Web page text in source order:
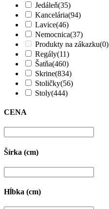
Jedáleň(35)
Kancelária(94)
Lavice(46)
Nemocnica(37)
Produkty na zákazku(0)
Regály(11)
Šatňa(460)
Skrine(834)
Stoličky(56)
Stoly(444)
CENA
Šírka (cm)
Hĺbka (cm)